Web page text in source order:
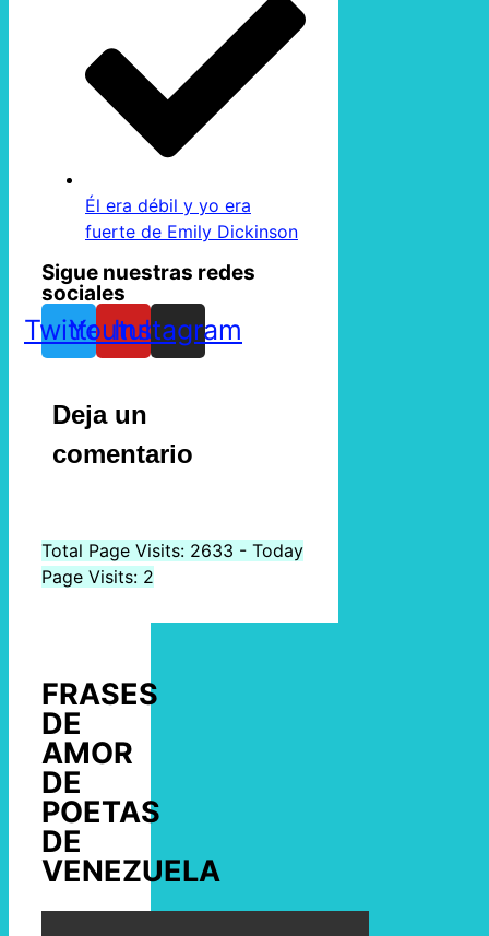
Él era débil y yo era
fuerte de Emily Dickinson
Sigue nuestras redes
sociales
TwitterYoutube
Instagram
Deja un
comentario
Total Page Visits: 2633 - Today
Page Visits: 2
FRASES
DE
AMOR
DE
POETAS
DE
VENEZUELA